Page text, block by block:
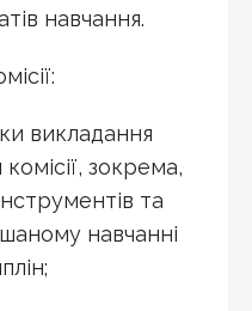
навчання.
викладання
зокрема,
та
навчанні